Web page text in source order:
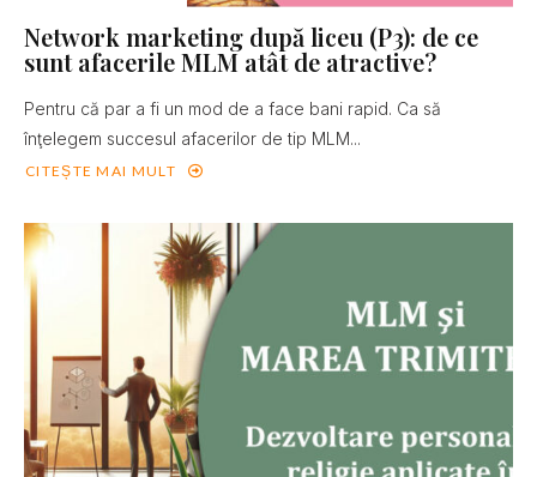
Network marketing după liceu (P3): de ce
sunt afacerile MLM atât de atractive?
Pentru că par a fi un mod de a face bani rapid. Ca să
înţelegem succesul afacerilor de tip MLM...
CITEȘTE MAI MULT